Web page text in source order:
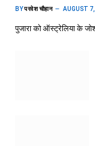
BYपरवेश चौहान AUGUST
पुजारा को ऑस्ट्रेलिया के